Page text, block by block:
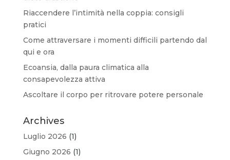
Riaccendere l’intimità nella coppia: consigli
pratici
Come attraversare i momenti difficili partendo dal
qui e ora
Ecoansia, dalla paura climatica alla
consapevolezza attiva
Ascoltare il corpo per ritrovare potere personale
Archives
Luglio 2026 (1)
Giugno 2026 (1)